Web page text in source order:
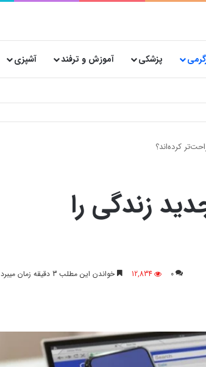
پزشکی آموزش و ترفند آشپزی
است؟
کرده‌اند؟
زندگی را
0
12,834 خواندن این مطلب 3 دقیقه زمان میبرد